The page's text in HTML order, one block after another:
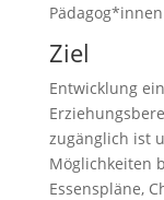
Ziel
Entwicklung
zugänglich ist
Möglichkeiten
Essenspläne,